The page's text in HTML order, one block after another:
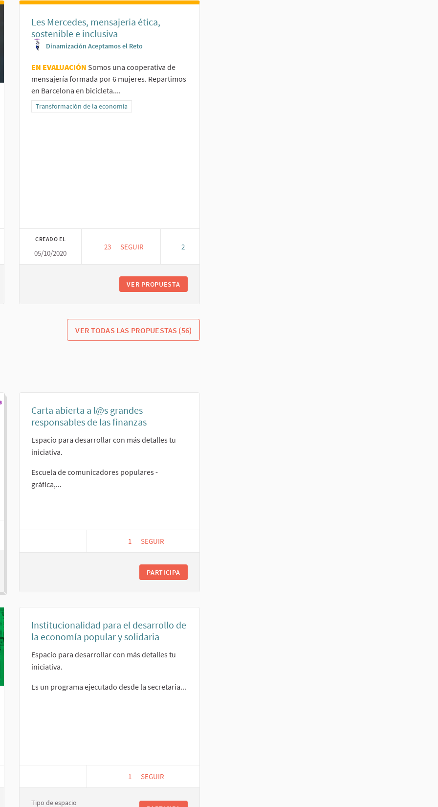
DE SABERES Y EXPERIENCIAS DE ECONOMÍAS TRANSFORMADORAS EN AMÉRICA LATINA- FSMET 2020- PREPARATORIO COLOMBIA
Les Mercedes, mensajeria ética,
sostenible e inclusiva
Dinamización Aceptamos el Reto
EN EVALUACIÓN Somos una cooperativa de
mensajería formada por 6 mujeres. Repartimos
en Barcelona en bicicleta....
Resultados al filtrar por la categoría: Transformación de la economía
Transformación de la economía
CREADO EL
05/10/2020
23 23 SEGUIDORAS
SEGUIR 2
VER PROPUESTA
VER TODAS LAS PROPUESTAS (56)
Carta abierta a l@s grandes
responsables de las finanzas
Espacio para desarrollar con más detalles tu
iniciativa.
Escuela de comunicadores populares -
gráfica,...
1 1 SEGUIDORA
SEGUIR
PARTICIPA
Institucionalidad para el desarrollo de
la economía popular y solidaria
Espacio para desarrollar con más detalles tu
iniciativa.
Es un programa ejecutado desde la secretaria...
1 1 SEGUIDORA
SEGUIR
Tipo de espacio